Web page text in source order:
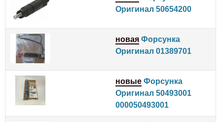
Оригинал 50654200
новая Форсунка
Оригинал 01389701
новые Форсунка
Оригинал 50493001
000050493001